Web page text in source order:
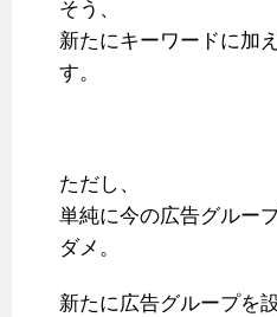
そう、
新たにキーワードに加
す。
ただし、
単純に今の広告グルー
ダメ。
新たに広告グループを